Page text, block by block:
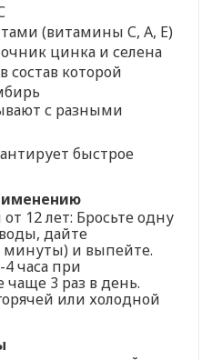
(витамины С, А, Е)
цинка и селена
состав которой
с разными
быстрое
12 лет: Бросьте одну
дайте
минуты) и выпейте.
часа при
3 раз в день.
или холодной